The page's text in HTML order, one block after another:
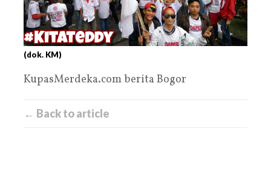
(dok. KM)
KupasMerdeka.com berita Bogor
← Back to article